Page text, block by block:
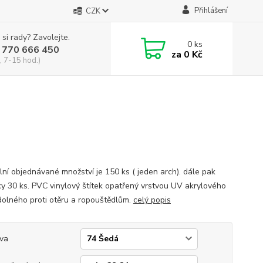
CZK Přihlášení
rady? Zavolejte.
666 450
7-15 hod.)
0ks
za 0 Kč
objednávané množství je 150 ks ( jeden arch). dále pak
30 ks. PVC vinylový štítek opatřený vrstvou UV akrylového
proti otěru a ropouštědlům. celý popis